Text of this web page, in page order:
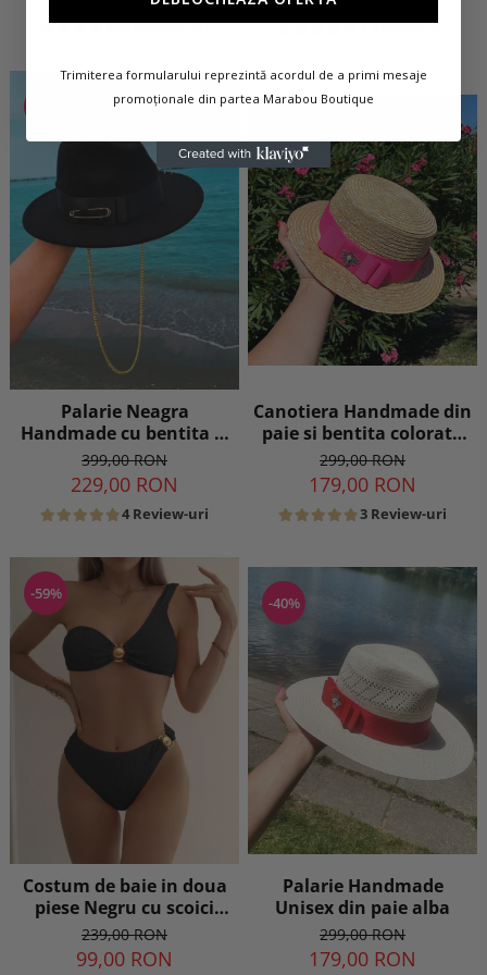
5 Review-uri 7 Review-uri
Palarie Neagra
Handmade cu bentita si
lant detasabil
399,00 RON
229,00 RON
4 Review-uri
Canotiera Handmade din
paie si bentita colorata
detasabila la alegere
299,00 RON
179,00 RON
3 Review-uri
-59%
Costum de baie in doua
piese Negru cu scoici
aurii
239,00 RON
99,00 RON
-40%
Palarie Handmade
Unisex din paie alba
299,00 RON
179,00 RON
Trimiterea formularului reprezintă acordul de a primi mesaje
promoționale din partea Marabou Boutique